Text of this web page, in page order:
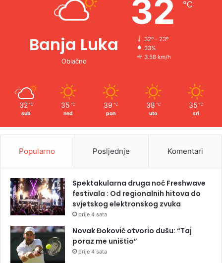
Banja Luka
Oblačno
32 ℃
32º - 23º
33%
3.58 km/h
32 ℃
sub
35 ℃
ned
39 ℃
pon
38 ℃
uto
35 ℃
sri
Popularno Posljednje Komentari
Spektakularna druga noć Freshwave
festivala : Od regionalnih hitova do
svjetskog elektronskog zvuka
prije 4 sata
Novak Đoković otvorio dušu: “Taj
poraz me uništio”
prije 4 sata